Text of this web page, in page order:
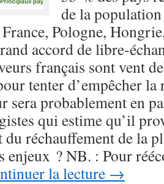
de la
France, Pologne,
accord de libre-
français sont vent
tenter d’empêcher
sera probablement en
qui estime qu’il
du réchauffement de la
enjeux ? NB. : Pour
la lecture →